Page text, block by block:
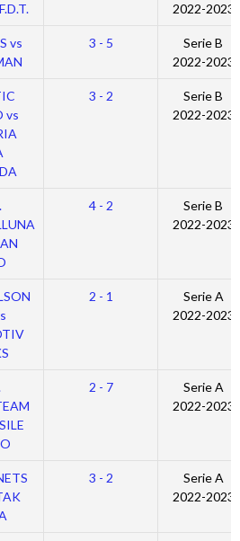
2022-2023
vs
3 - 5
Serie B
2022-2023
vs
3 - 2
Serie B
2022-2023
4 - 2
Serie B
2022-2023
2 - 1
Serie A
2022-2023
2 - 7
Serie A
2022-2023
3 - 2
Serie A
2022-2023